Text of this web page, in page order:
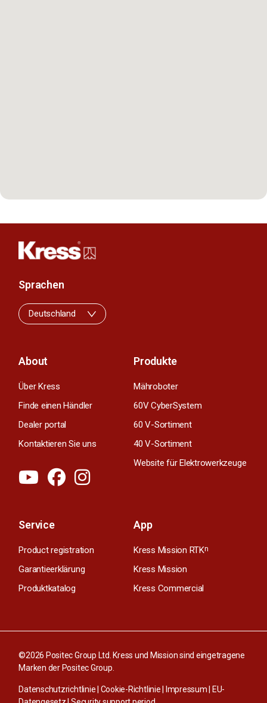
About
Über Kress
Finde einen Händler
Dealer portal
Kontaktieren Sie uns
Produkte
Mähroboter
60V CyberSystem
60 V-Sortiment
40 V-Sortiment
Website für Elektrowerkzeuge
Service
Product registration
Garantieerklärung
Produktkatalog
App
Kress Mission RTKn
Kress Mission
Kress Commercial
Sprachen
Deutschland
©2026 Positec Group Ltd. Kress und Mission sind eingetragene
Marken der Positec Group.
Datenschutzrichtlinie| Cookie-Richtlinie| Impressum| EU-